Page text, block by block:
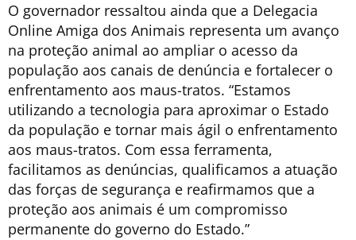
O governador ressaltou ainda que a Delegacia
Online Amiga dos Animais representa um avanço
na proteção animal ao ampliar o acesso da
população aos canais de denúncia e fortalecer o
enfrentamento aos maus-tratos. “Estamos
utilizando a tecnologia para aproximar o Estado
da população e tornar mais ágil o enfrentamento
aos maus-tratos. Com essa ferramenta,
facilitamos as denúncias, qualificamos a atuação
das forças de segurança e reafirmamos que a
proteção aos animais é um compromisso
permanente do governo do Estado.”